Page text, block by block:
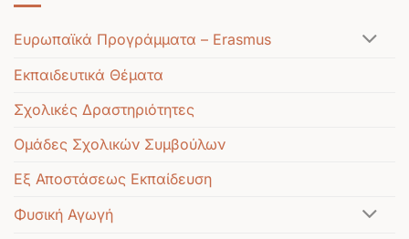
Ευρωπαϊκά Προγράμματα – Erasmus
Εκπαιδευτικά Θέματα
Σχολικές Δραστηριότητες
Ομάδες Σχολικών Συμβούλων
Εξ Αποστάσεως Εκπαίδευση
Φυσική Αγωγή